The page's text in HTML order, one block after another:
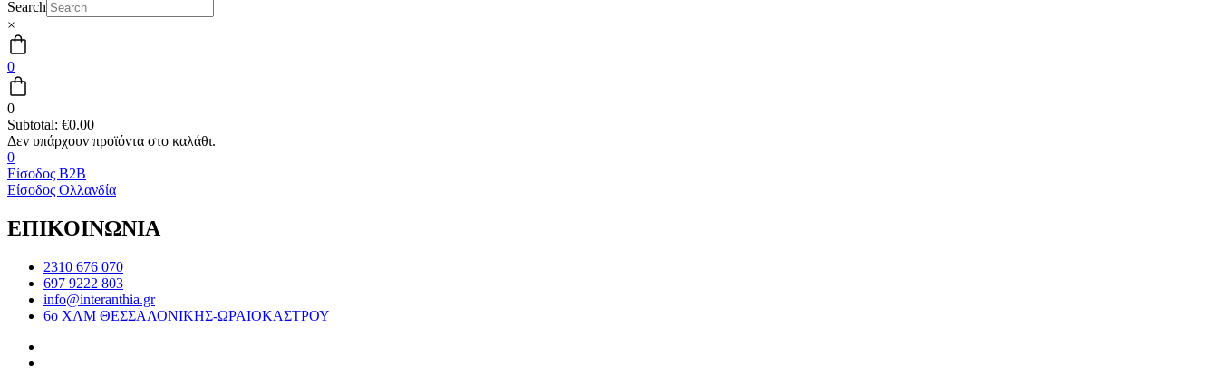
Search
×
0
0
Subtotal: €0.00
0
Είσοδος B2B
Είσοδος Ολλανδία
ΕΠΙΚΟΙΝΩΝΙΑ
2310 676 070
697 9222 803
info@interanthia.gr
6ο ΧΛΜ ΘΕΣΣΑΛΟΝΙΚΗΣ-ΩΡΑΙΟΚΑΣΤΡΟΥ